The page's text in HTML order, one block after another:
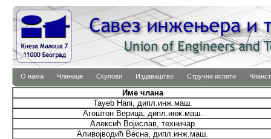
О нама Чланице Скупови Издаваштво Стручни испити
Име члана
Tayeb Hani, дипл.инж.маш.
Агоштон Верица, дипл.инж.маш.
Алексић Војислав, техничар
Аливојводић Весна, дипл.инж.маш.